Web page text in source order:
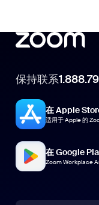
保持联系
在 Apple
适用于 Apple 的
在 Google
Zoom Workplace